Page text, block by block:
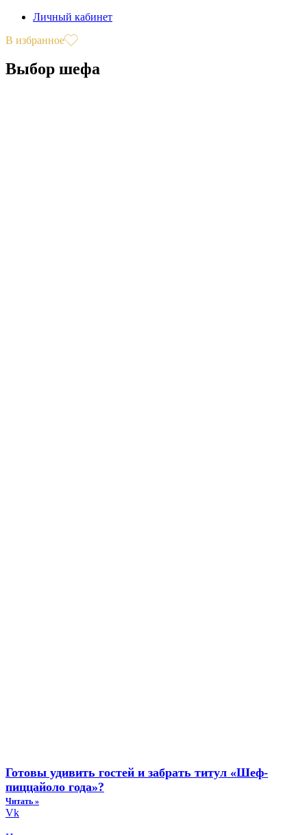
Личный кабинет
В избранное
Выбор шефа
Готовы удивить гостей и забрать титул «Шеф-
пиццайоло года»?
Читать »
Vk